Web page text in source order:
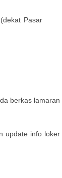
Pasar
berkas lamaran
update info loker